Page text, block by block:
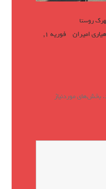
روستا
امیران
فوریه 1,
بخش‌های موردنیاز